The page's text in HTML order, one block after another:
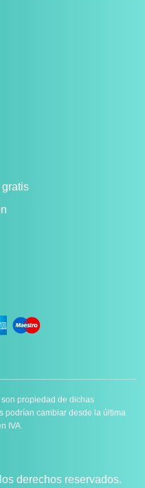
propiedad de dichas
podrían cambiar desde la última
IVA.
derechos reservados.